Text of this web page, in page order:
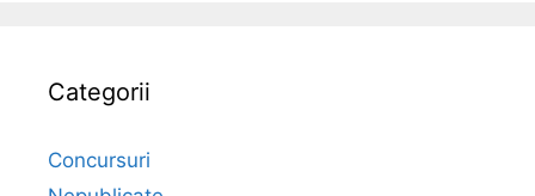
Categorii
Concursuri